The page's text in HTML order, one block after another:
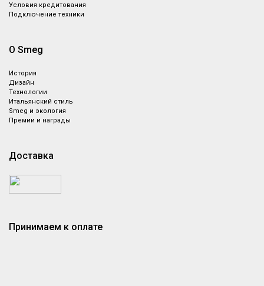
Условия кредитования
Подключение техники
О Smeg
История
Дизайн
Технологии
Итальянский стиль
Smeg и экология
Премии и награды
Доставка
Принимаем к оплате